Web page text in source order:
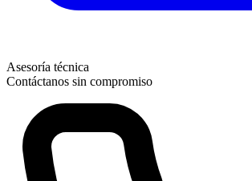
Asesoría técnica
Contáctanos sin compromiso